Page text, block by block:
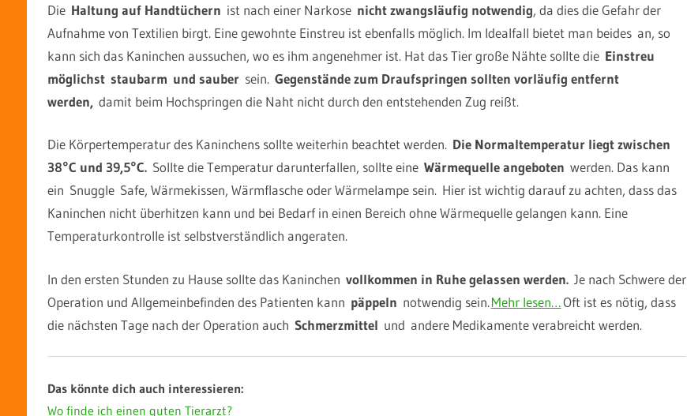
Die Haltung auf Handtüchern ist nach einer Narkose nicht zwangsläufig notwendig, da dies die Gefahr der
Aufnahme von Textilien birgt. Eine gewohnte Einstreu ist ebenfalls möglich. Im Idealfall bietet man beides an, so
kann sich das Kaninchen aussuchen, wo es ihm angenehmer ist. Hat das Tier große Nähte sollte die Einstreu
möglichst staubarm und saubersein. Gegenstände zum Draufspringen sollten vorläufig entfernt
werden,damit beim Hochspringen die Naht nicht durch den entstehenden Zug reißt.
Die Körpertemperatur des Kaninchens sollte weiterhin beachtet werden. Die Normaltemperatur liegt zwischen
38°C und 39,5°C.Sollte die Temperatur darunterfallen, sollte eine Wärmequelle angeboten werden. Das kann
ein Snuggle Safe, Wärmekissen, Wärmflasche oder Wärmelampe sein. Hier ist wichtig darauf zu achten, dass das
Kaninchen nicht überhitzen kann und bei Bedarf in einen Bereich ohne Wärmequelle gelangen kann. Eine
Temperaturkontrolle ist selbstverständlich angeraten.
In den ersten Stunden zu Hause sollte das Kaninchen vollkommen in Ruhe gelassen werden.Je nach Schwere der
Operation und Allgemeinbefinden des Patienten kann päppeln notwendig sein.Mehr lesen…Oft ist es nötig, dass
die nächsten Tage nach der Operation auch Schmerzmittel und andere Medikamente verabreicht werden.
Das könnte dich auch interessieren:
Wo finde ich einen guten Tierarzt?